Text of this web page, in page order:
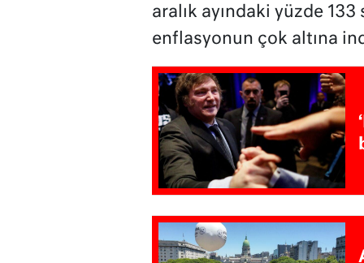
aralık ayındaki yüzde
enflasyonun çok altına